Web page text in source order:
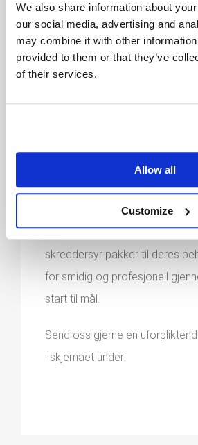
We also share information about
our social media, advertising and
may combine it with other information
provided to them or that they’ve
of their services.
Allow all
Customize
På utkikk etter det perfekte
arrangere konferanse, event,
ledersamling eller andre
skreddersyr pakker til deres
for smidig og profesjonell
start til mål.
Send oss gjerne en
i skjemaet under.